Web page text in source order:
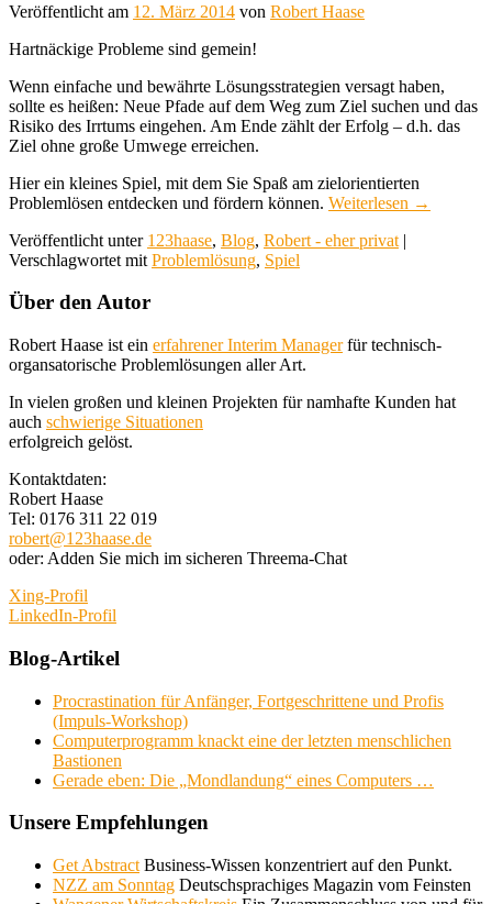
Veröffentlicht am 12. März 2014 von Robert Haase
Hartnäckige Probleme sind gemein!
Wenn einfache und bewährte Lösungsstrategien versagt haben,
sollte es heißen: Neue Pfade auf dem Weg zum Ziel suchen und das
Risiko des Irrtums eingehen. Am Ende zählt der Erfolg – d.h. das
Ziel ohne große Umwege erreichen.
Hier ein kleines Spiel, mit dem Sie Spaß am zielorientierten
Problemlösen entdecken und fördern können. Weiterlesen →
Veröffentlicht unter 123haase, Blog, Robert - eher privat |
Verschlagwortet mit Problemlösung, Spiel
Über den Autor
Robert Haase ist ein erfahrener Interim Managerfür technisch-
organsatorische Problemlösungen aller Art.
In vielen großen und kleinen Projekten für namhafte Kunden hat
auch schwierige Situationen
erfolgreich gelöst.
Kontaktdaten:
Robert Haase
Tel: 0176 311 22 019
robert@123haase.de
oder: Adden Sie mich im sicheren Threema-Chat
Xing-Profil
LinkedIn-Profil
Blog-Artikel
Procrastination für Anfänger, Fortgeschrittene und Profis
(Impuls-Workshop)
Computerprogramm knackt eine der letzten menschlichen
Bastionen
Gerade eben: Die „Mondlandung“ eines Computers …
Unsere Empfehlungen
Get Abstract Business-Wissen konzentriert auf den Punkt.
NZZ am Sonntag Deutschsprachiges Magazin vom Feinsten